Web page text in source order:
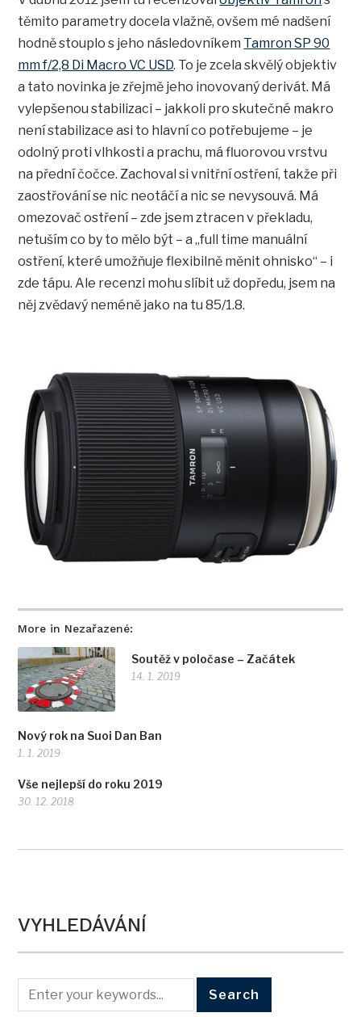
More in Nezařazené:
Soutěž v poločase – Začátek
14. 1. 2019
Nový rok na Suoi Dan Ban
1. 1. 2019
Vše nejlepší do roku 2019
30. 12. 2018
těmito parametry docela vlažně, ovšem mé nadšení
hodně stouplo s jeho následovníkem Tamron SP 90
mm f/2,8 Di Macro VC USD. To je zcela skvělý objektiv
a tato novinka je zřejmě jeho inovovaný derivát. Má
vylepšenou stabilizaci – jakkoli pro skutečné makro
není stabilizace asi to hlavní co potřebujeme – je
odolný proti vlhkosti a prachu, má fluorovou vrstvu
na přední čočce. Zachoval si vnitřní ostření, takže při
zaostřování se nic neotáčí a nic se nevysouvá. Má
omezovač ostření – zde jsem ztracen v překladu,
netuším co by to mělo být – a „full time manuální
ostření, které umožňuje flexibilně měnit ohnisko“ – i
zde tápu. Ale recenzi mohu slíbit už dopředu, jsem na
něj zvědavý neméně jako na tu 85/1.8.
VYHLEDÁVÁNÍ